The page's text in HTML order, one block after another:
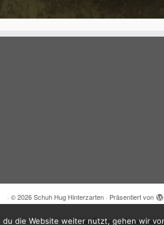
· © 2026Schuh Hug Hinterzarten · Präsentiert von
Alle Preise inkl. der
du die Website weiter nutzt, gehen wir